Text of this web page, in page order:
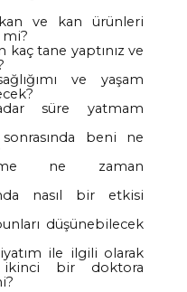
kan ve kan ürünleri
tane yaptınız ve
ve yaşam
süre yatmam
beni ne
ne zaman
nasıl bir etkisi
düşünebilecek
ile ilgili olarak
bir doktora